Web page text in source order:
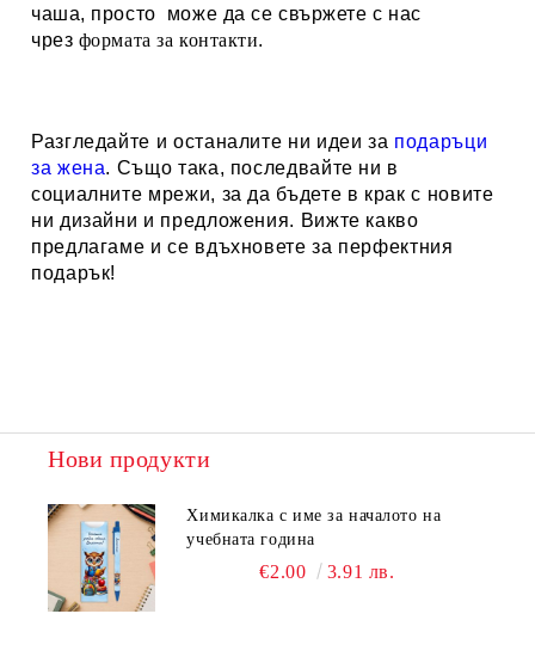
чаша, просто може да се свържете с нас
чрез формата за контакти.
Разгледайте и останалите ни идеи за подаръци
за жена. Също така, последвайте ни в
социалните мрежи, за да бъдете в крак с новите
ни дизайни и предложения. Вижте какво
предлагаме и се вдъхновете за перфектния
подарък!
Нови продукти
Химикалка с име за началото на
учебната година
€2.00 3.91 лв.